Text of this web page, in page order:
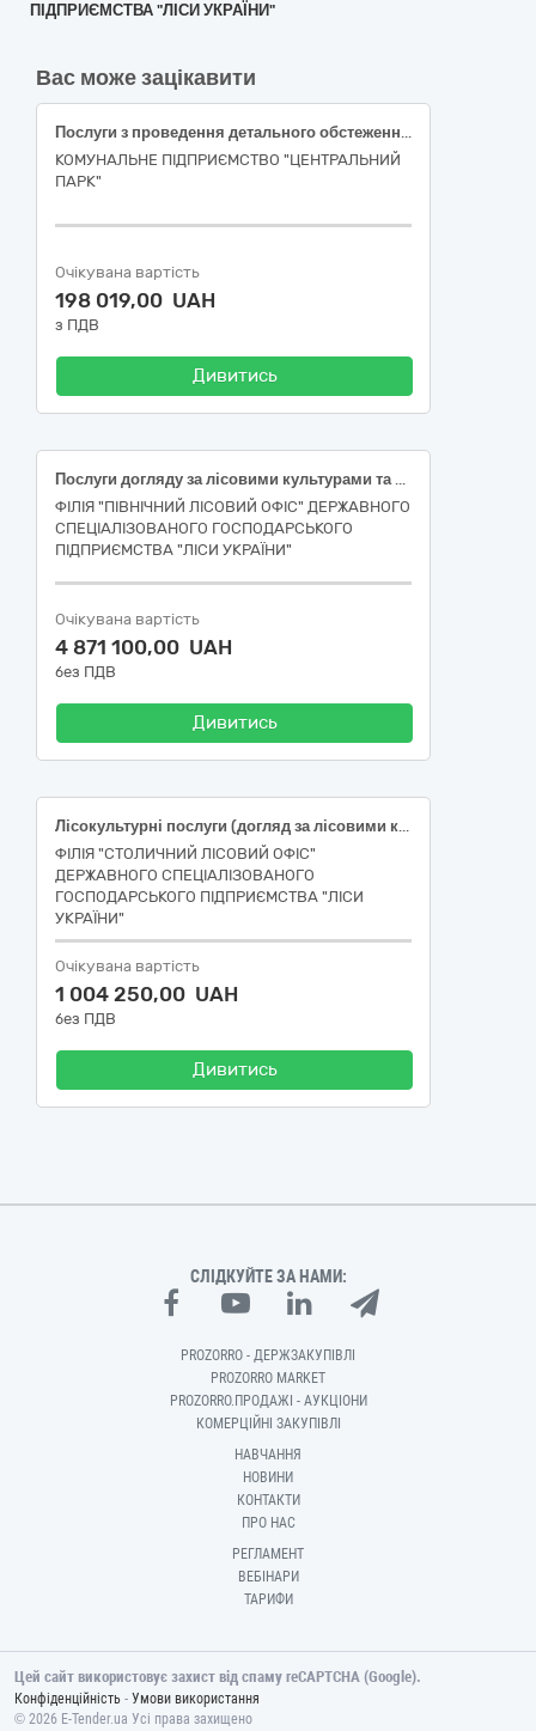
ПІДПРИЄМСТВА "ЛІСИ УКРАЇНИ"
Вас може зацікавити
Послуги з проведення детального обстеження та лабораторного аналізу, проведення наземних заходів боротьби проти іксодових кліщів із застосуванням аерозольної технології та ручного мотооприскувача на території саду ім. Т.Г. Шевченка
КОМУНАЛЬНЕ ПІДПРИЄМСТВО "ЦЕНТРАЛЬНИЙ
ПАРК"
Очікувана вартість
198 019,00 UAH
з ПДВ
Дивитись
Послуги догляду за лісовими культурами та природнім поновленням Шосткинське надлісництво
ФІЛІЯ "ПІВНІЧНИЙ ЛІСОВИЙ ОФІС" ДЕРЖАВНОГО
СПЕЦІАЛІЗОВАНОГО ГОСПОДАРСЬКОГО
ПІДПРИЄМСТВА "ЛІСИ УКРАЇНИ"
Очікувана вартість
4 871 100,00 UAH
без ПДВ
Дивитись
Лісокультурні послуги (догляд за лісовими культурами кущорізом) Макарівське надлісництво
ФІЛІЯ "СТОЛИЧНИЙ ЛІСОВИЙ ОФІС"
ДЕРЖАВНОГО СПЕЦІАЛІЗОВАНОГО
ГОСПОДАРСЬКОГО ПІДПРИЄМСТВА "ЛІСИ
УКРАЇНИ"
Очікувана вартість
1 004 250,00 UAH
без ПДВ
Дивитись
СЛІДКУЙТЕ ЗА НАМИ:
PROZORRO - ДЕРЖЗАКУПІВЛІ
PROZORRO MARKET
PROZORRO.ПРОДАЖІ - АУКЦІОНИ
КОМЕРЦІЙНІ ЗАКУПІВЛІ
НАВЧАННЯ
НОВИНИ
КОНТАКТИ
ПРО НАС
РЕГЛАМЕНТ
ВЕБІНАРИ
ТАРИФИ
Цей сайт використовує захист від спаму reCAPTCHA (Google).
Конфіденційність - Умови використання
© 2026 E-Tender.ua Усі права захищено